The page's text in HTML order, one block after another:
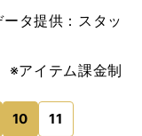
タ提供：スタッ
イテム課金制
10 11